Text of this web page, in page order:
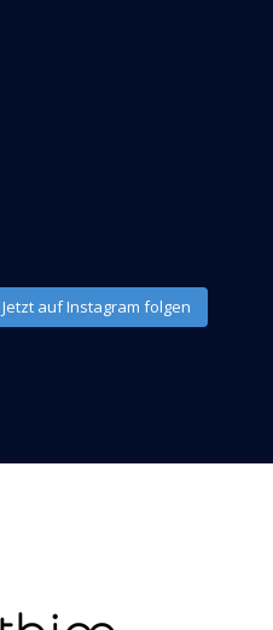
Jetzt auf Instagram folgen